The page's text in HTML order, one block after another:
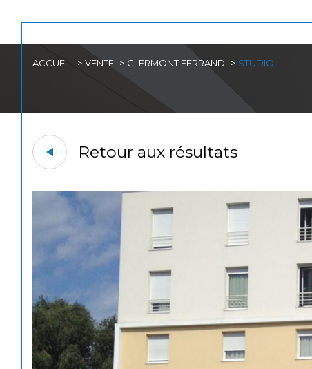
ACCUEIL VENTE CLERMONT FERRAND STUDIO
Retour aux résultats